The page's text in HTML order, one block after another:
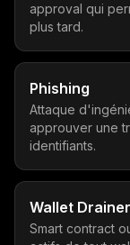
approval qui
plus tard.
Phishing
Attaque
approuver une
identifiants.
Wallet Drainer
Smart contract